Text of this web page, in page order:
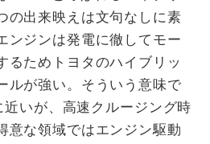
の出来映えは文句なしに素
ンジンは発電に徹してモー
るためトヨタのハイブリッ
ルが強い。そういう意味で
いが、高速クルージング時
意な領域ではエンジン駆動